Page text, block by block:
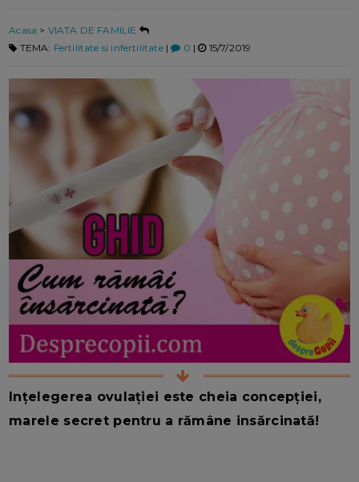
Acasa > VIATA DE FAMILIE
TEMA: Fertilitate si infertilitate| 0 | 15/7/2019
Ințelegerea ovulației este cheia concepției,
marele secret pentru a rămâne insărcinată!